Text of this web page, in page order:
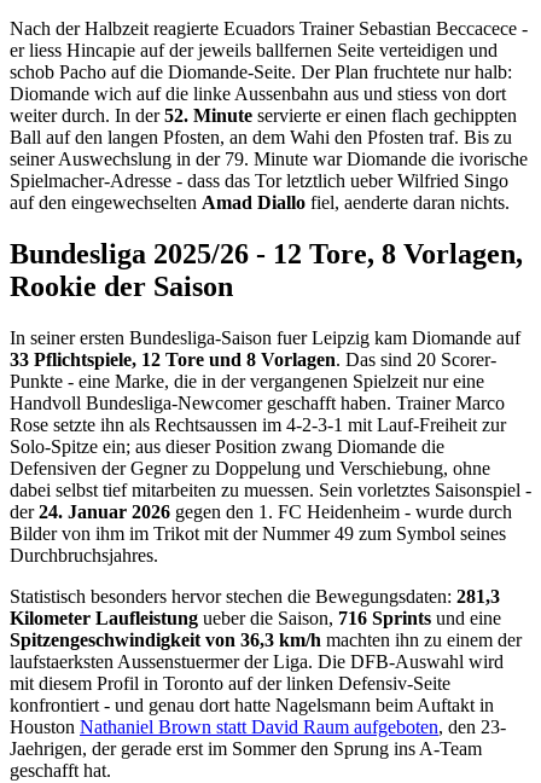
Nach der Halbzeit reagierte Ecuadors Trainer Sebastian Beccacece -
er liess Hincapie auf der jeweils ballfernen Seite verteidigen und
schob Pacho auf die Diomande-Seite. Der Plan fruchtete nur halb:
Diomande wich auf die linke Aussenbahn aus und stiess von dort
weiter durch. In der52. Minute servierte er einen flach gechippten
Ball auf den langen Pfosten, an dem Wahi den Pfosten traf. Bis zu
seiner Auswechslung in der 79. Minute war Diomande die ivorische
Spielmacher-Adresse - dass das Tor letztlich ueber Wilfried Singo
auf den eingewechselten Amad Diallo fiel, aenderte daran nichts.
Bundesliga 2025/26 - 12 Tore, 8 Vorlagen,
Rookie der Saison
In seiner ersten Bundesliga-Saison fuer Leipzig kam Diomande auf
33 Pflichtspiele, 12 Tore und 8 Vorlagen. Das sind 20 Scorer-
Punkte - eine Marke, die in der vergangenen Spielzeit nur eine
Handvoll Bundesliga-Newcomer geschafft haben. Trainer Marco
Rose setzte ihn als Rechtsaussen im 4-2-3-1 mit Lauf-Freiheit zur
Solo-Spitze ein; aus dieser Position zwang Diomande die
Defensiven der Gegner zu Doppelung und Verschiebung, ohne
dabei selbst tief mitarbeiten zu muessen. Sein vorletztes Saisonspiel -
der24. Januar 2026 gegen den 1. FC Heidenheim - wurde durch
Bilder von ihm im Trikot mit der Nummer 49 zum Symbol seines
Durchbruchsjahres.
Statistisch besonders hervor stechen die Bewegungsdaten: 281,3
Kilometer Laufleistung ueber die Saison, 716 Sprints und eine
Spitzengeschwindigkeit von 36,3 km/h machten ihn zu einem der
laufstaerksten Aussenstuermer der Liga. Die DFB-Auswahl wird
mit diesem Profil in Toronto auf der linken Defensiv-Seite
konfrontiert - und genau dort hatte Nagelsmann beim Auftakt in
Houston Nathaniel Brown statt David Raum aufgeboten, den 23-
Jaehrigen, der gerade erst im Sommer den Sprung ins A-Team
geschafft hat.